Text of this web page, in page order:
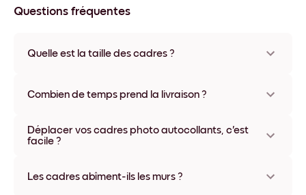
Questions fréquentes
Quelle est la taille des cadres ?
Plusieurs matériaux et coloris disponibles, y compris sans
Combien de temps prend la livraison ?
généralement une semaine. Livraison express possible dans
certains pays. Un numéro de suivi accompagne chaque
Déplacer vos cadres photo autocollants, c'est
facile ?
l'infini, sans abîmer vos murs.
Les cadres abîment-ils les murs ?